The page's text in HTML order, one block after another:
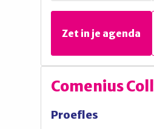
Zet in je agenda
A. Roland
Comenius
Proefles